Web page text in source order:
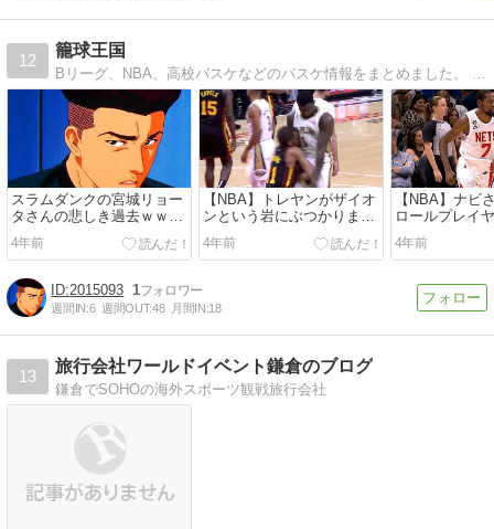
12
籠球王国
Bリーグ、NBA、高校バスケなどのバスケ情報をまとめました。 試合結果、チーム、選手などについて気になる情報をお届けします。
スラムダンクの宮城リョー
タさんの悲しき過去ｗｗｗ
ｗｗｗｗｗｗ
4年前
【NBA】トレヤンがザイオ
ンという岩にぶつかりまし
たｗｗ
4年前
【NBA】ナビ
ロールプレイ
逆転勝利にも
4年前
2015093 1
週間IN:6 週間OUT:48 月間IN:18
13
旅行会社ワールドイベント鎌倉のブログ
鎌倉でSOHOの海外スポーツ観戦旅行会社